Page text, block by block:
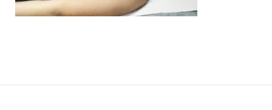
d'article